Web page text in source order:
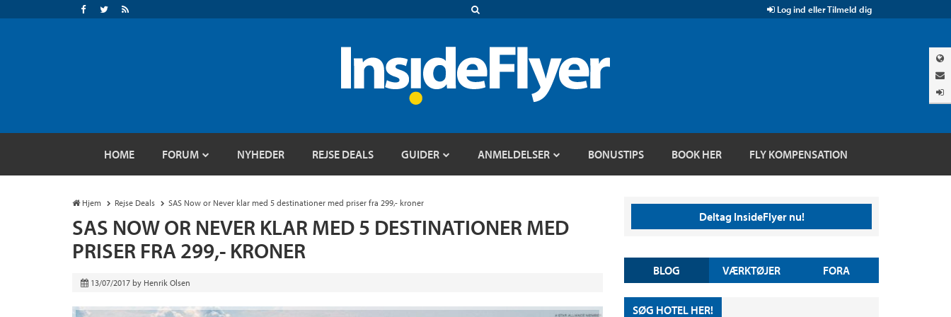
Log ind eller Tilmeld dig
HOME FORUM NYHEDER REJSE DEALS GUIDER ANMELDELSER BONUSTIPS BOOK HER FLY KOMPENSATION
Hjem Rejse Deals SAS Now or Never klar med 5 destinationer med priser fra 299,- kroner
SAS NOW OR NEVER KLAR MED 5 DESTINATIONER MED
PRISER FRA 299,- KRONER
13/07/2017 by Henrik Olsen
Deltag InsideFlyer nu!
BLOG VÆRKTØJER FORA
SØG HOTEL HER!